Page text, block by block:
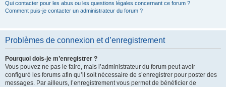
Qui contacter pour les abus ou les questions légales concernant ce forum ?
Comment puis-je contacter un administrateur du forum ?
Problèmes de connexion et d’enregistrement
Pourquoi dois-je m’enregistrer ?
Vous pouvez ne pas le faire, mais l’administrateur du forum peut avoir
configuré les forums afin qu’il soit nécessaire de s’enregistrer pour poster des
messages. Par ailleurs, l’enregistrement vous permet de bénéficier de